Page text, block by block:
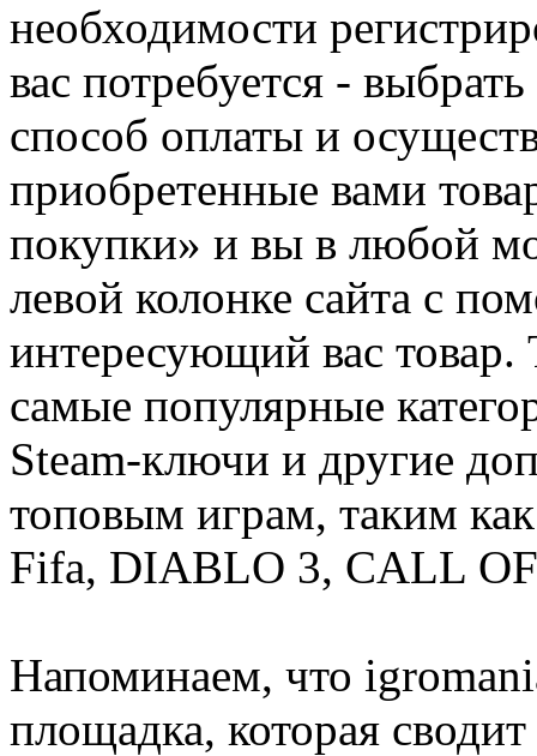
необходимости
вас потребуется -
способ оплаты и
приобретенные вами
покупки» и вы в любой
левой колонке сайта с
интересующий вас
самые популярные
Steam-ключи и другие
топовым играм, таким
Fifa, DIABLO 3, CALL
Напоминаем, что
площадка, которая